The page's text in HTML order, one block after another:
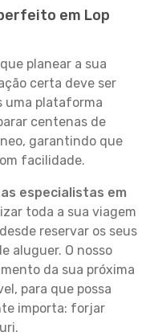
em Lop
planear a sua
certa deve ser
uma plataforma
centenas de
garantindo que
facilidade.
especialistas em
toda a sua viagem
reservar os seus
aluguer. O nosso
da sua próxima
para que possa
importa: forjar